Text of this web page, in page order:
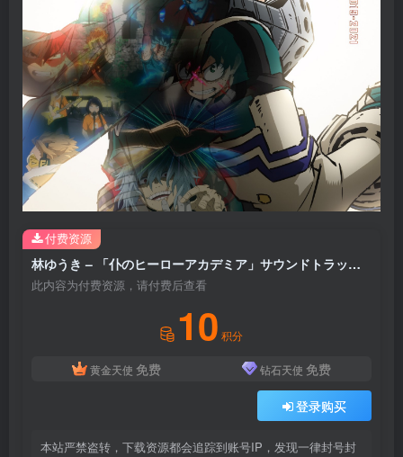
林ゆうき – 「仆のヒーローアカデミア」サウンドトラックセレクション 2019-2021(4988104115713)【16bit／44.1kHz】日本区
此内容为付费资源，请付费后查看
10 积分
黄金天使 免费 钻石天使 免费
登录购买
本站严禁盗转，下载资源都会追踪到账号IP，发现一律封号封
付费资源